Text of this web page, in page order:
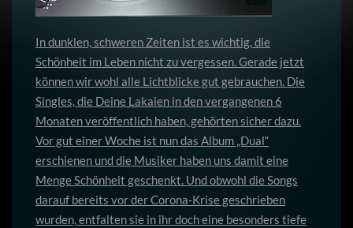
In dunklen, schweren Zeiten ist es wichtig, die
Schönheit im Leben nicht zu vergessen. Gerade jetzt
können wir wohl alle Lichtblicke gut gebrauchen. Die
Singles, die Deine Lakaien in den vergangenen 6
Monaten veröffentlich haben, gehörten sicher dazu.
Vor gut einer Woche ist nun das Album „Dual“
erschienen und die Musiker haben uns damit eine
Menge Schönheit geschenkt. Und obwohl die Songs
darauf bereits vor der Corona-Krise geschrieben
wurden, entfalten sie in ihr doch eine besonders tiefe